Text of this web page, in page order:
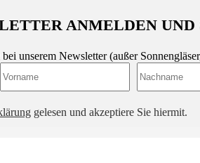
ANMELDEN UND
unserem Newsletter (außer
gelesen und akzeptiere Sie hiermit.